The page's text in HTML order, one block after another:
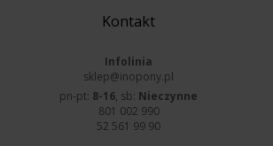
Kontakt
Infolinia
sklep@inopony.pl
pn-pt: 8-16, sb: Nieczynne
801 002 990
52 561 99 90